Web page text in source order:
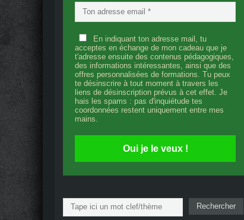
En indiquant ton adresse mail, tu
acceptes en échange de mon cadeau que je
t'adresse ensuite des contenus pédagogiques,
des informations intéressantes, ainsi que des
offres personnalisées de formations. Tu peux
te désinscrire à tout moment à travers les
liens de désinscription prévus à cet effet. Je
hais les spams : pas d'inquiétude tes
coordonnées restent uniquement entre mes
mains.
Oui je le veux !
Rechercher Rechercher